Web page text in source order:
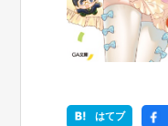
はてブ